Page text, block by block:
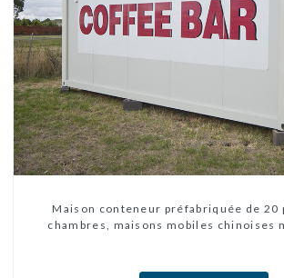
Maison conteneur préfabriquée de 20
chambres, maisons mobiles chinoises